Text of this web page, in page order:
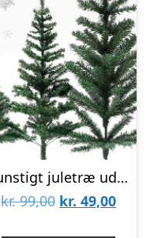
Kunstigt juletræ uden lys (60, 120 eller 150 cm) – 60 cm.
kr.99,00 Den
kr. 49,00Den